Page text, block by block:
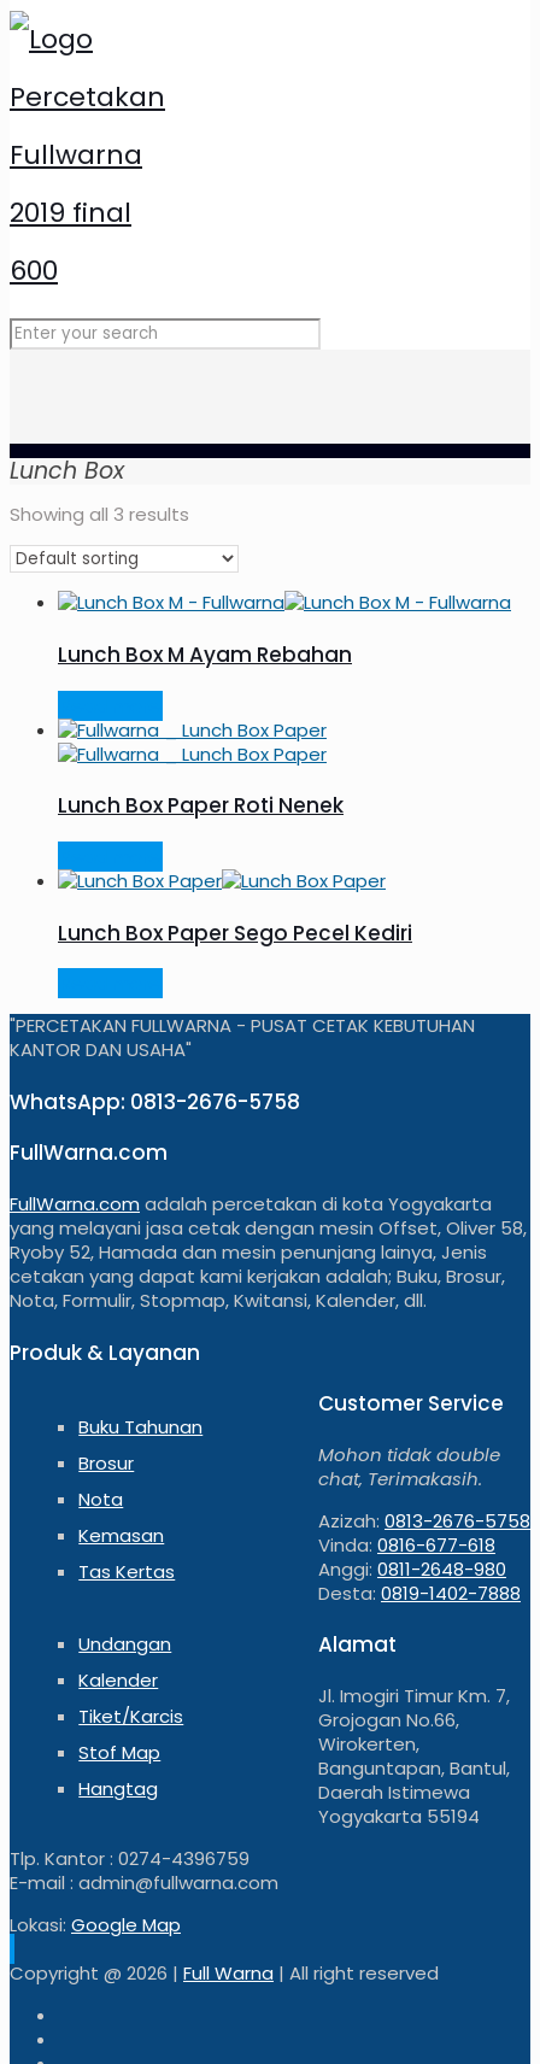
Lunch Box
Showing all 3 results
Lunch Box M Ayam Rebahan
Lunch Box Paper Roti Nenek
Lunch Box Paper Sego Pecel Kediri
"PERCETAKAN FULLWARNA - PUSAT CETAK KEBUTUHAN
KANTOR DAN USAHA"
WhatsApp: 0813-2676-5758
FullWarna.com
FullWarna.com adalah percetakan di kota Yogyakarta
yang melayani jasa cetak dengan mesin Offset, Oliver 58,
Ryoby 52, Hamada dan mesin penunjang lainya, Jenis
cetakan yang dapat kami kerjakan adalah; Buku, Brosur,
Nota, Formulir, Stopmap, Kwitansi, Kalender, dll.
Produk & Layanan
Buku Tahunan
Brosur
Nota
Kemasan
Tas Kertas
Undangan
Kalender
Tiket/Karcis
Stof Map
Hangtag
Customer Service
Mohon tidak double
chat, Terimakasih.
Azizah: 0813-2676-5758
Vinda: 0816-677-618
Anggi: 0811-2648-980
Desta: 0819-1402-7888
Alamat
Jl. Imogiri Timur Km. 7,
Grojogan No.66,
Wirokerten,
Banguntapan, Bantul,
Daerah Istimewa
Yogyakarta 55194
Tlp. Kantor : 0274-4396759
E-mail : admin@fullwarna.com
Lokasi: Google Map
Copyright @ 2026 | Full Warna | All right reserved